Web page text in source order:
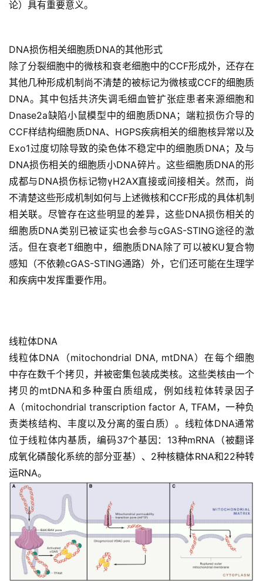
论）具有重要意义。
DNA损伤相关细胞质DNA的其他形式
除了分裂细胞中的微核和衰老细胞中的CCF形成外，还存在
其他几种形成机制尚不清楚的被标记为微核或CCF的细胞质
DNA。其中包括共济失调毛细血管扩张症患者来源细胞和
Dnase2a缺陷小鼠模型中的细胞质DNA；端粒损伤介导的
CCF样结构细胞质DNA、HGPS疾病相关的细胞核异常以及
Exo1过度切除导致的染色体不稳定中的细胞质DNA；及与
DNA损伤相关的细胞质小DNA碎片。这些细胞质DNA的形
成都与DNA损伤标记物γH2AX直接或间接相关。然而，尚
不清楚这些形成机制如何与上述微核和CCF形成的具体机制
相关联。尽管存在这些明显的差异，这些DNA损伤相关的
细胞质DNA类别已被证实也会参与cGAS-STING途径的激
活。但在衰老T细胞中，细胞质DNA除了可以被KU复合物
感知（不依赖cGAS-STING通路）外，它们还可能在生理学
和疾病中发挥重要作用。
线粒体DNA
线粒体DNA（mitochondrial DNA, mtDNA）在每个细胞
中存在数千个拷贝，并被密集包装成类核。这些类核由一个
拷贝的mtDNA和多种蛋白质组成，例如线粒体转录因子
A（mitochondrial transcription factor A, TFAM，一种负
责类核结构、丰度以及分离的蛋白质）。线粒体DNA通常
位于线粒体内基质，编码37个基因：13种mRNA（被翻译
成氧化磷酸化系统的部分亚基）、2种核糖体RNA和22种转
运RNA。